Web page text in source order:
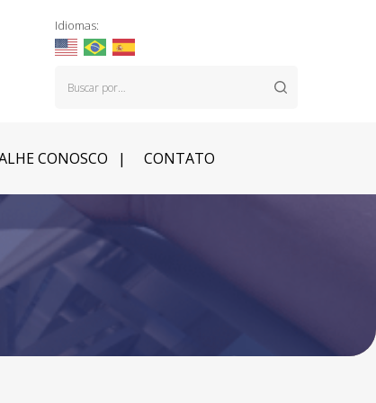
Idiomas:
CONOSCO CONTATO